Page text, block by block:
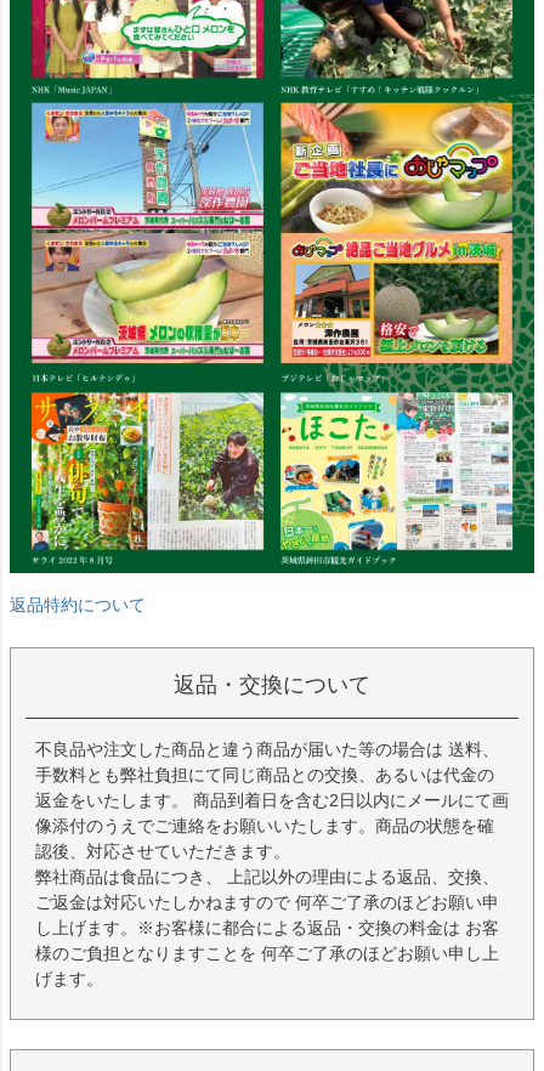
返品特約について
返品・交換について
不良品や注文した商品と違う商品が届いた等の場合は 送料、
手数料とも弊社負担にて同じ商品との交換、あるいは代金の
返金をいたします。 商品到着日を含む2日以内にメールにて画
像添付のうえでご連絡をお願いいたします。商品の状態を確
認後、対応させていただきます。
弊社商品は食品につき、 上記以外の理由による返品、交換、
ご返金は対応いたしかねますので 何卒ご了承のほどお願い申
し上げます。※お客様に都合による返品・交換の料金は お客
様のご負担となりますことを 何卒ご了承のほどお願い申し上
げます。